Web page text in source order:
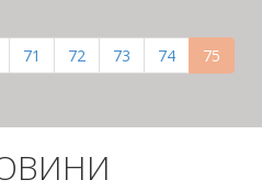
Page
71 Page
72 Page
73 Page
74 75